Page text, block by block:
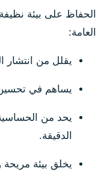
الحفاظ على بيئة
العامة:
يقلل من انتشار
يساهم في تحسين
يحد من
الدقيقة.
يخلق بيئة مريحة